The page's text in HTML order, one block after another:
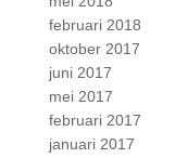
februari 2018
oktober 2017
juni 2017
mei 2017
februari 2017
januari 2017